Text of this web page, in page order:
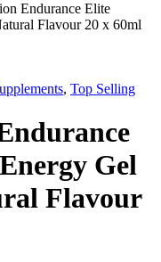
Endurance Elite
Flavour 20 x 60ml
, Top Selling
Gel
Flavour